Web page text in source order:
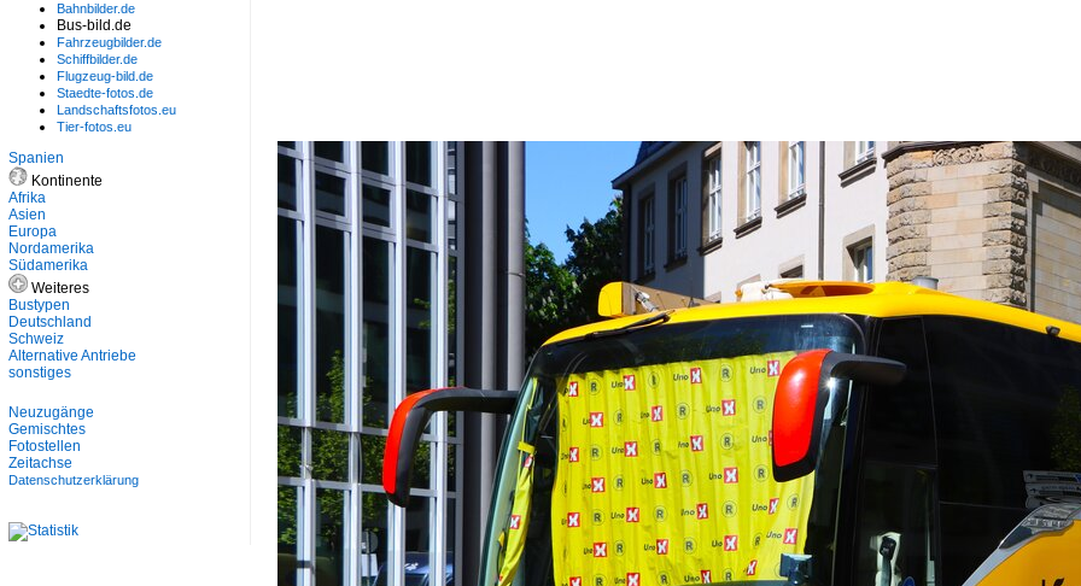
Bahnbilder.de
Bus-bild.de
Fahrzeugbilder.de
Schiffbilder.de
Flugzeug-bild.de
Staedte-fotos.de
Landschaftsfotos.eu
Tier-fotos.eu
Spanien
Kontinente
Afrika
Asien
Europa
Nordamerika
Südamerika
Weiteres
Bustypen
Deutschland
Schweiz
Alternative Antriebe
sonstiges
Neuzugänge
Gemischtes
Fotostellen
Zeitachse
Datenschutzerklärung